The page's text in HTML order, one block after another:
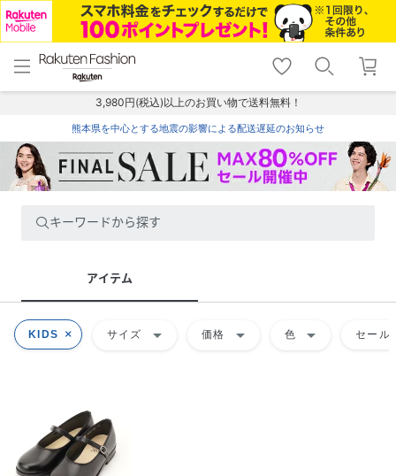
menu home
トップ
shopping_cart lock_outline
ログイン
3,980円(税込)以上のお買い物で送料無料！
熊本県を中心とする地震の影響による配送遅延のお知らせ
キーワードから探す
アイテム
KIDS サイズ arrow_drop_down 価格 arrow_drop_down 色 arrow_drop_down セール